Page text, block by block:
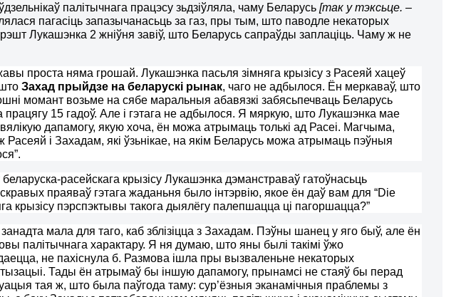
палітычнага працэсу зьдзіўляла, чаму Беларусь[так у тэксьце. –
пагасіць запазычанасьць за газ, пры тым, што паводле некаторых
Лукашэнка 2 жніўня завіў, што Беларусь сапраўды заплаціць. Чаму ж не
проста няма грошай. Лукашэнка пасьля зімняга крызісу з Расеяй хацеў
Захад прыйдзе на беларускі рынак, чаго не адбылося. Ён меркаваў, што
момант возьме на сябе маральныя абавязкі забясьпечваць Беларусь
працягу 15 гадоў. Але і гэтага не адбылося. Я мяркую, што Лукашэнка мае
дапамогу, якую хоча, ён можа атрымаць толькі ад Расеі. Магчыма,
Расеяй і Захадам, які ўзьнікае, на якім Беларусь можа атрымаць пэўныя
расейскага крызісу Лукашэнка дэманстраваў гатоўнасьць
праяваў гэтага жаданьня было інтэрвію, якое ён даў вам для “Die
крызісу пэрспэктывы такога дыялёгу палепшацца ці пагоршацца?”
мала для таго, каб зблізіцца з Захадам. Пэўны шанец у яго быў, але ён
палітычнага характару. Я ня думаю, што яны былі такімі ўжо
не пахіснула б. Размова ішла пры вызваленьне некаторых
Тады ён атрымаў бы іншую дапамогу, прынамсі не стаяў бы перад
тая ж, што была паўгода таму: сур’ёзныя эканамічныя праблемы з